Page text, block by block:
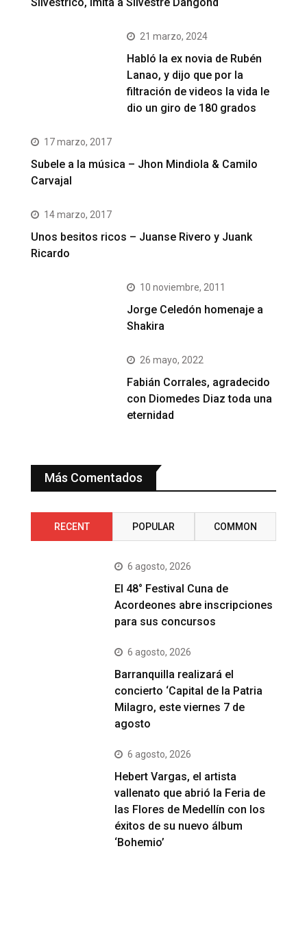
21 marzo, 2024
Habló la ex novia de Rubén
Lanao, y dijo que por la
filtración de videos la vida le
dio un giro de 180 grados
17 marzo, 2017
Subele a la música – Jhon Mindiola & Camilo
Carvajal
14 marzo, 2017
Unos besitos ricos – Juanse Rivero y Juank
Ricardo
10 noviembre, 2011
Jorge Celedón homenaje a
Shakira
26 mayo, 2022
Fabián Corrales, agradecido
con Diomedes Diaz toda una
eternidad
Más Comentados
RECENT POPULAR COMMON
6 agosto, 2026
El 48° Festival Cuna de
Acordeones abre inscripciones
para sus concursos
6 agosto, 2026
Barranquilla realizará el
concierto ‘Capital de la Patria
Milagro, este viernes 7 de
agosto
6 agosto, 2026
Hebert Vargas, el artista
vallenato que abrió la Feria de
las Flores de Medellín con los
éxitos de su nuevo álbum
‘Bohemio’